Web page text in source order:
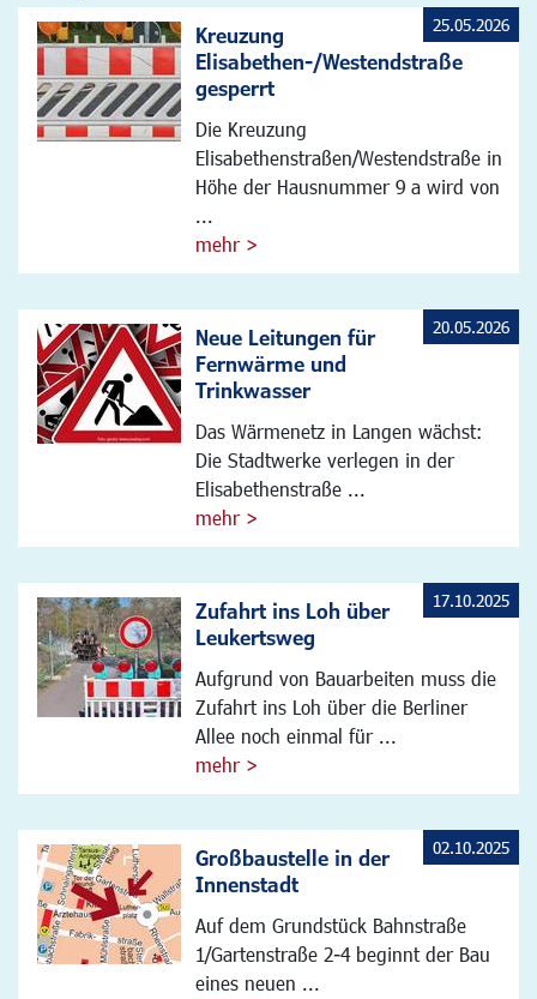
Kreuzung
Elisabethen-/Westendstraße
gesperrt
Die Kreuzung
Elisabethenstraßen/Westendstraße in
Höhe der Hausnummer 9 a wird von
...
mehr >
25.05.2026
Neue Leitungen für
Fernwärme und
Trinkwasser
Das Wärmenetz in Langen wächst:
Die Stadtwerke verlegen in der
Elisabethenstraße ...
mehr >
20.05.2026
Zufahrt ins Loh über
Leukertsweg
Aufgrund von Bauarbeiten muss die
Zufahrt ins Loh über die Berliner
Allee noch einmal für ...
mehr >
17.10.2025
Großbaustelle in der
Innenstadt
Auf dem Grundstück Bahnstraße
1/Gartenstraße 2-4 beginnt der Bau
eines neuen ...
02.10.2025